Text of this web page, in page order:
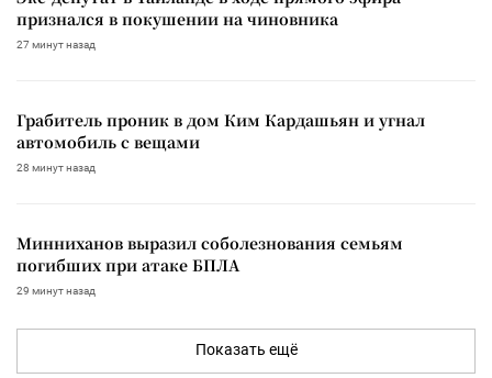
признался в покушении на чиновника
27 минут назад
Грабитель проник в дом Ким Кардашьян и угнал
автомобиль с вещами
28 минут назад
Минниханов выразил соболезнования семьям
погибших при атаке БПЛА
29 минут назад
Показать ещё